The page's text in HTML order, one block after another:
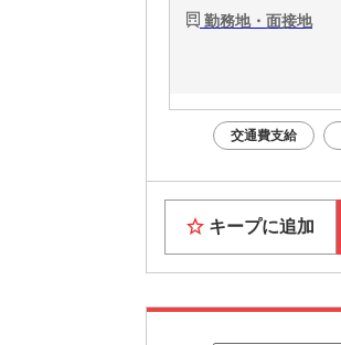
勤務地・面接地
交通費支給
キープに追加